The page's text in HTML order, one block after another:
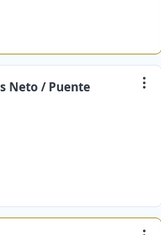
Neto / Puente